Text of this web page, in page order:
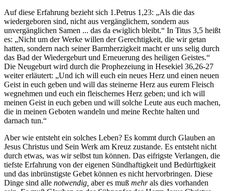
Auf diese Erfahrung bezieht sich 1.Petrus 1,23: „Als die das
wiedergeboren sind, nicht aus vergänglichem, sondern aus
unvergänglichen Samen ... das da ewiglich bleibt.“ In Titus 3,5 heißt
es: „Nicht um der Werke willen der Gerechtigkeit, die wir getan
hatten, sondern nach seiner Barmherzigkeit macht er uns selig durch
das Bad der Wiedergeburt und Erneuerung des heiligen Geistes.“
Die Neugeburt wird durch die Prophezeiung in Hesekiel 36,26-27
weiter erläutert: „Und ich will euch ein neues Herz und einen neuen
Geist in euch geben und will das steinerne Herz aus eurem Fleisch
wegnehmen und euch ein fleischernes Herz geben; und ich will
meinen Geist in euch geben und will solche Leute aus euch machen,
die in meinen Geboten wandeln und meine Rechte halten und
darnach tun.“
Aber wie entsteht ein solches Leben? Es kommt durch Glauben an
Jesus Christus und Sein Werk am Kreuz zustande. Es entsteht nicht
durch etwas, was wir selbst tun können. Das eifrigste Verlangen, die
tiefste Erfahrung von der eigenen Sündhaftigkeit und Bedürftigkeit
und das inbrünstigste Gebet können es nicht hervorbringen. Diese
Dinge sind alle notwendig, aber es muß mehrals dies vorhanden